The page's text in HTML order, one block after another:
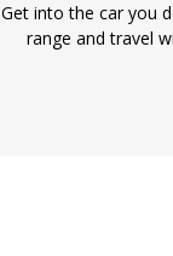
Get into the car you
range and travel